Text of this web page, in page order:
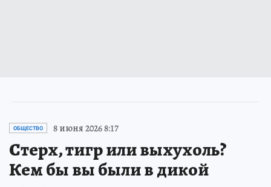
ОБЩЕСТВО 8 июня 2026 8:17
Стерх, тигр или выхухоль?
Кем бы вы были в дикой